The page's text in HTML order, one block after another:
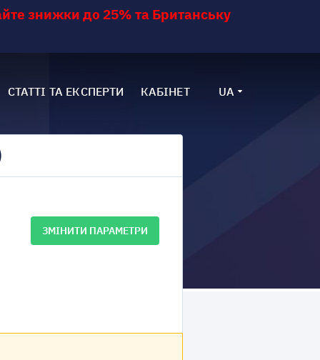
знижки до 25% та Британську
СТАТТІ ТА ЕКСПЕРТИ КАБІНЕТ UA
ЗМІНИТИ ПАРАМЕТРИ